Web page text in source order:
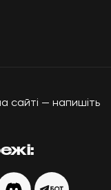
сайті — напишіть